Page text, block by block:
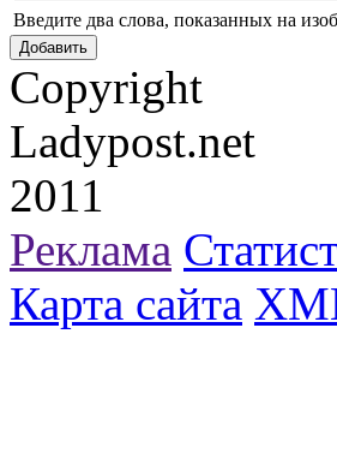
Введите два слова, показанных на
Copyright
Ladypost.net
2011
Реклама
Карта сайта